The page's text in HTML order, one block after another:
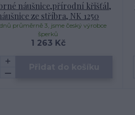
náušnice,přírodní křišťál,
ze stříbra, NK 1250
1 263 Kč
průměrně 3, jsme český výrobce
šperků